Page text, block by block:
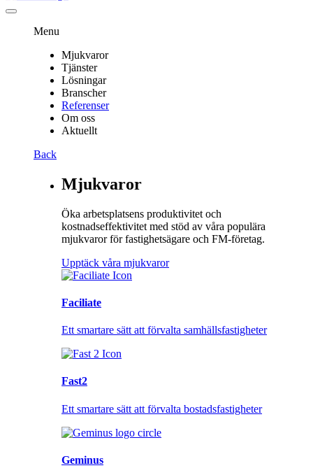
Menu
Mjukvaror
Tjänster
Lösningar
Branscher
Referenser
Om oss
Aktuellt
Back
Mjukvaror
Öka arbetsplatsens produktivitet och
kostnadseffektivitet med stöd av våra populära
mjukvaror för fastighetsägare och FM-företag.
Upptäck våra mjukvaror
Faciliate
Ett smartare sätt att förvalta samhällsfastigheter
Fast2
Ett smartare sätt att förvalta bostadsfastigheter
Geminus